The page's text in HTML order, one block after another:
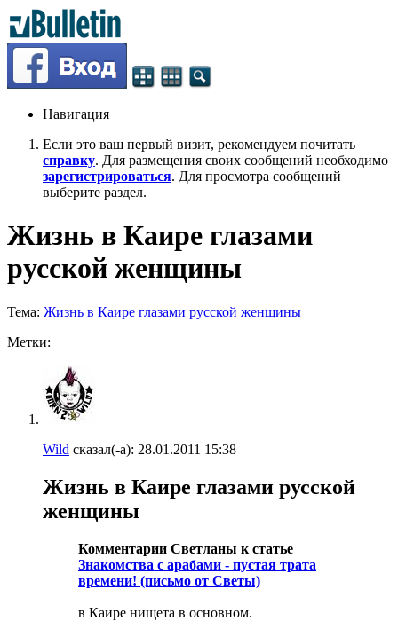
Навигация
Если это ваш первый визит, рекомендуем почитать
справку. Для размещения своих сообщений необходимо
зарегистрироваться. Для просмотра сообщений
выберите раздел.
Жизнь в Каире глазами
русской женщины
Тема: Жизнь в Каире глазами русской женщины
Метки:
Wild сказал(-а): 28.01.2011 15:38
Жизнь в Каире глазами русской
женщины
Комментарии Светланы к статье
Знакомства с арабами - пустая трата
времени! (письмо от Светы)
в Каире нищета в основном.